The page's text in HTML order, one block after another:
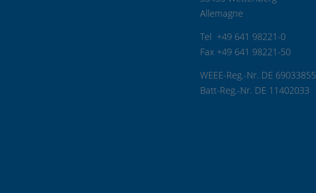
Allemagne
Tel +49 641 98221-0
Fax +49 641 98221-50
WEEE-Reg.-Nr. DE 69033855
Batt-Reg.-Nr. DE 11402033